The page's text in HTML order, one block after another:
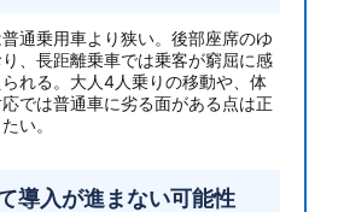
通乗用車より狭い。後部座席のゆ
、長距離乗車では乗客が窮屈に感
れる。大人4人乗りの移動や、体
では普通車に劣る面がある点は正
い。
導入が進まない可能性